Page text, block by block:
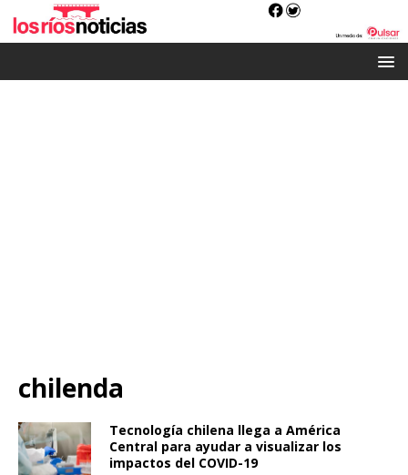
chilenda
Tecnología chilena llega a América
Central para ayudar a visualizar los
impactos del COVID-19